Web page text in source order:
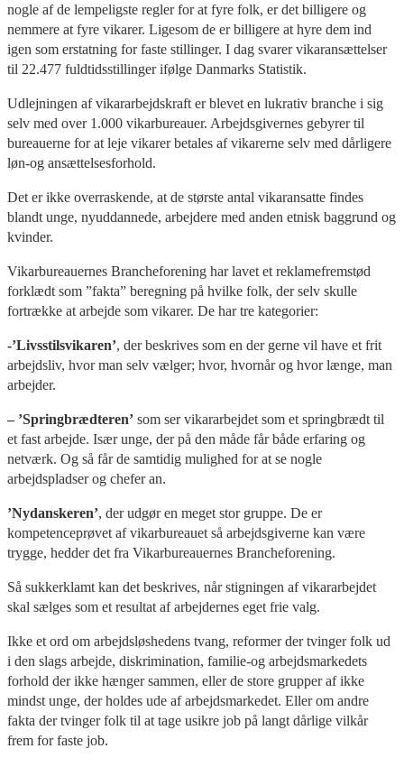
nogle af de lempeligste regler for at fyre folk, er det billigere og
nemmere at fyre vikarer. Ligesom de er billigere at hyre dem ind
igen som erstatning for faste stillinger. I dag svarer vikaransættelser
til 22.477 fuldtidsstillinger ifølge Danmarks Statistik.
Udlejningen af vikararbejdskraft er blevet en lukrativ branche i sig
selv med over 1.000 vikarbureauer. Arbejdsgivernes gebyrer til
bureauerne for at leje vikarer betales af vikarerne selv med dårligere
løn-og ansættelsesforhold.
Det er ikke overraskende, at de største antal vikaransatte findes
blandt unge, nyuddannede, arbejdere med anden etnisk baggrund og
kvinder.
Vikarbureauernes Brancheforening har lavet et reklamefremstød
forklædt som ”fakta” beregning på hvilke folk, der selv skulle
fortrække at arbejde som vikarer. De har tre kategorier:
-’Livsstilsvikaren’, der beskrives som en der gerne vil have et frit
arbejdsliv, hvor man selv vælger; hvor, hvornår og hvor længe, man
arbejder.
– ’Springbrædteren’ som ser vikararbejdet som et springbrædt til
et fast arbejde. Især unge, der på den måde får både erfaring og
netværk. Og så får de samtidig mulighed for at se nogle
arbejdspladser og chefer an.
’Nydanskeren’, der udgør en meget stor gruppe. De er
kompetenceprøvet af vikarbureauet så arbejdsgiverne kan være
trygge, hedder det fra Vikarbureauernes Brancheforening.
Så sukkerklamt kan det beskrives, når stigningen af vikararbejdet
skal sælges som et resultat af arbejdernes eget frie valg.
Ikke et ord om arbejdsløshedens tvang, reformer der tvinger folk ud
i den slags arbejde, diskrimination, familie-og arbejdsmarkedets
forhold der ikke hænger sammen, eller de store grupper af ikke
mindst unge, der holdes ude af arbejdsmarkedet. Eller om andre
fakta der tvinger folk til at tage usikre job på langt dårlige vilkår
frem for faste job.